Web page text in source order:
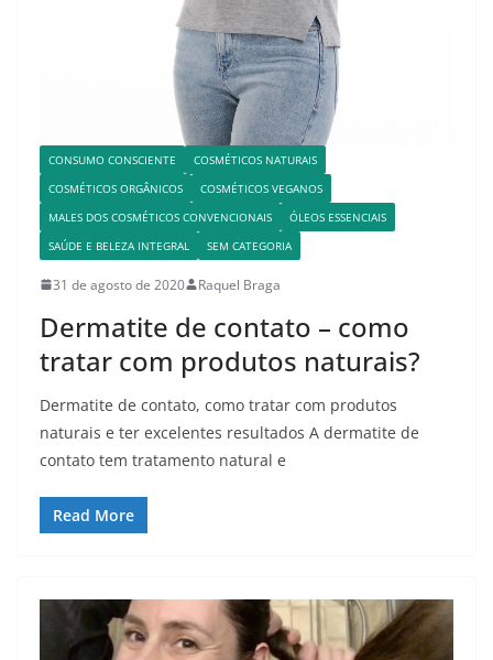
CONSUMO CONSCIENTE
COSMÉTICOS NATURAIS
COSMÉTICOS ORGÂNICOS
COSMÉTICOS VEGANOS
MALES DOS COSMÉTICOS CONVENCIONAIS
ÓLEOS ESSENCIAIS
SAÚDE E BELEZA INTEGRAL
SEM CATEGORIA
31 de agosto de 2020 Raquel Braga
Dermatite de contato – como
tratar com produtos naturais?
Dermatite de contato, como tratar com produtos
naturais e ter excelentes resultados A dermatite de
contato tem tratamento natural e
Read More